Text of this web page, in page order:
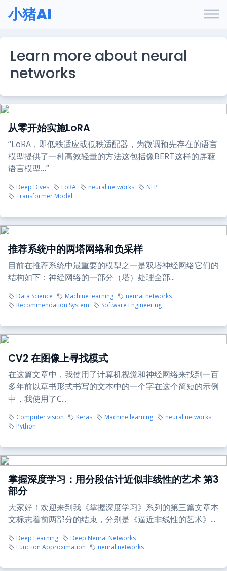
小猪AI
Learn more about neural
networks
从零开始实施LoRA
“LoRA，即低秩适应或低秩适配器，为微调预先存在的语言
模型提供了一种高效轻量的方法这包括像BERT这样的屏蔽
语言模型…”
Deep Dives LoRA neural networks
NLP
Transformer Model
推荐系统中的两塔网络和负采样
目前在推荐系统中最重要的模型之一是双塔神经网络它们的
结构如下：神经网络的一部分（塔）处理全部...
Data Science Machine learning
neural networks
Recommendation System
Software Engineering
CV2 在图像上寻找模式
在这篇文章中，我使用了计算机视觉和神经网络来找到一百
多年前以草书形式书写的文本中的一个字在这个简短的示例
中，我使用了C...
Computer vision Keras Machine learning
neural networks
Python
掌握深度学习：用分段估计近似非线性的艺术 第3
部分
大家好！欢迎来到我《掌握深度学习》系列的第三篇文章本
文标志着前两部分的结束，分别是《逼近非线性的艺术》...
Deep Learning
Deep Neural Networks
Function Approximation
neural networks